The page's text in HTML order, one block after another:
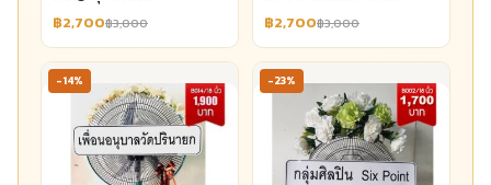
฿2,700฿3,000 ฿2,700฿3,000
-14% -23%